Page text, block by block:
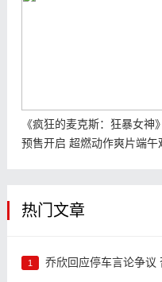
《疯狂的麦克斯：狂暴女神》
预售开启 超燃动作爽片端午
热门文章
1 乔欣回应停车言论争议